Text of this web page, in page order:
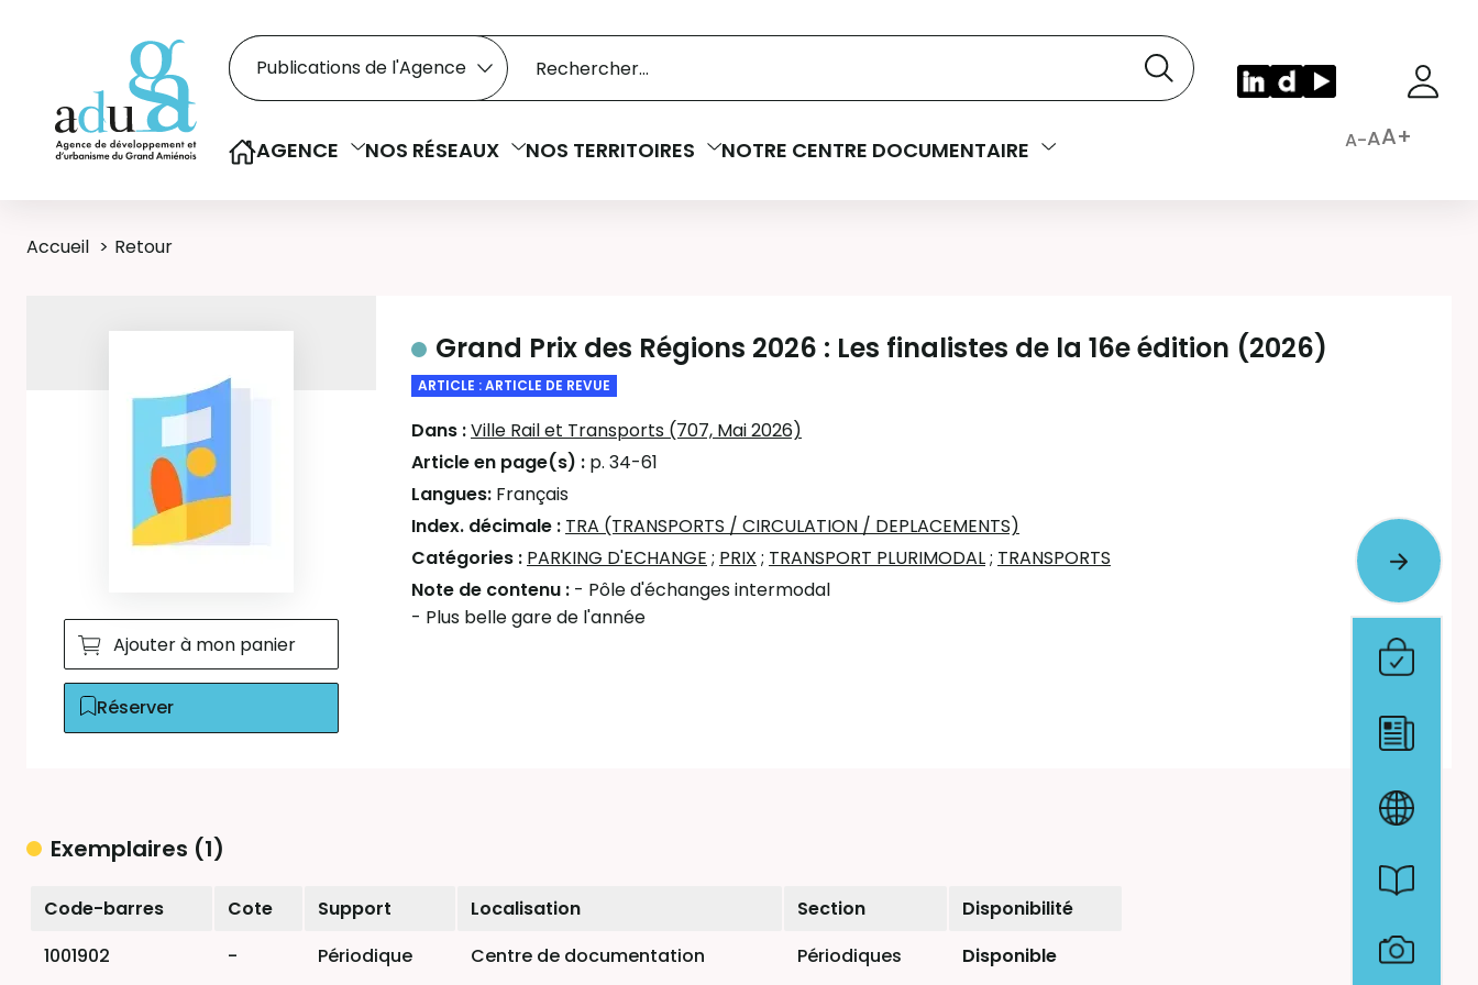
Rechercher dans le catalogue
Recherche
Sélectionner le type de la recherche
AGENCE NOS RÉSEAUX NOS TERRITOIRES NOTRE CENTRE DOCUMENTAIRE A-AA+
Accueil Retour
Ajouter à mon panier
Réserver
Grand Prix des Régions 2026 : Les finalistes de la 16e édition (2026)
ARTICLE : ARTICLE DE REVUE
Dans :Ville Rail et Transports (707, Mai 2026)
Article en page(s) : p. 34-61
Langues: Français
Index. décimale : TRA (TRANSPORTS / CIRCULATION / DEPLACEMENTS)
Catégories : PARKING D'ECHANGE ; PRIX ; TRANSPORT PLURIMODAL; TRANSPORTS
Note de contenu : - Pôle d'échanges intermodal
- Plus belle gare de l'année
Exemplaires (1)
Liste des exemplaires
Code-barres Cote Support Localisation Section
Disponibilité
1001902
- Périodique Centre de documentation Périodiques Disponible